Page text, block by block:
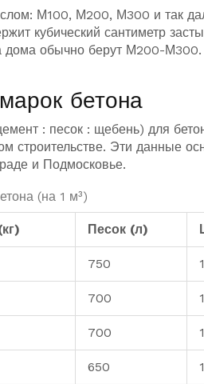
М100, М200, М300 и так
кубический сантиметр
дома обычно берут М200-
бетона
: песок : щебень) для
строительстве. Эти данные
и Подмосковье.
(на 1 м³)
Песок (л)
750
700
700
650